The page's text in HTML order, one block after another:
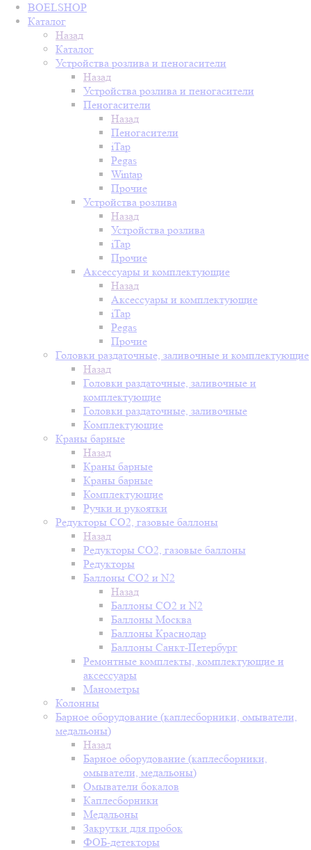
BOELSHOP
Каталог
Назад
Каталог
Устройства розлива и пеногасители
Назад
Устройства розлива и пеногасители
Пеногасители
Назад
Пеногасители
iTap
Pegas
Wintap
Прочие
Устройства розлива
Назад
Устройства розлива
iTap
Прочие
Аксессуары и комплектующие
Назад
Аксессуары и комплектующие
iTap
Pegas
Прочие
Головки раздаточные, заливочные и комплектующие
Назад
Головки раздаточные, заливочные и
комплектующие
Головки раздаточные, заливочные
Комплектующие
Краны барные
Назад
Краны барные
Краны барные
Комплектующие
Ручки и рукоятки
Редукторы СО2, газовые баллоны
Назад
Редукторы СО2, газовые баллоны
Редукторы
Баллоны СО2 и N2
Назад
Баллоны СО2 и N2
Баллоны Москва
Баллоны Краснодар
Баллоны Санкт-Петербург
Ремонтные комплекты, комплектующие и
аксессуары
Манометры
Колонны
Барное оборудование (каплесборники, омыватели,
медальоны)
Назад
Барное оборудование (каплесборники,
омыватели, медальоны)
Омыватели бокалов
Каплесборники
Медальоны
Закрутки для пробок
ФОБ-детекторы